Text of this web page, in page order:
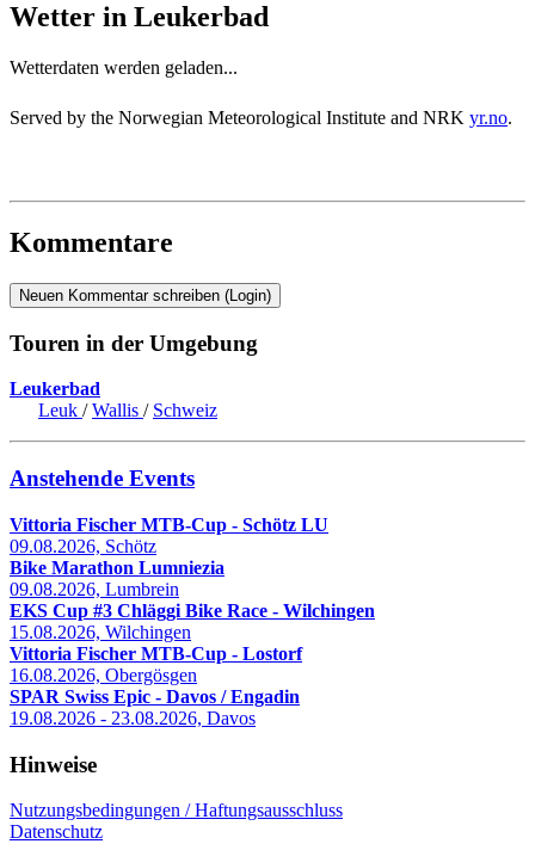
Wetter in Leukerbad
Wetterdaten werden geladen...
Served by the Norwegian Meteorological Institute and NRK yr.no.
Kommentare
Neuen Kommentar schreiben (Login)
Touren in der Umgebung
Leukerbad
Leuk /Wallis / Schweiz
Anstehende Events
Vittoria Fischer MTB-Cup - Schötz LU
09.08.2026, Schötz
Bike Marathon Lumniezia
09.08.2026, Lumbrein
EKS Cup #3 Chläggi Bike Race - Wilchingen
15.08.2026, Wilchingen
Vittoria Fischer MTB-Cup - Lostorf
16.08.2026, Obergösgen
SPAR Swiss Epic - Davos / Engadin
19.08.2026 - 23.08.2026, Davos
Hinweise
Nutzungsbedingungen / Haftungsausschluss
Datenschutz